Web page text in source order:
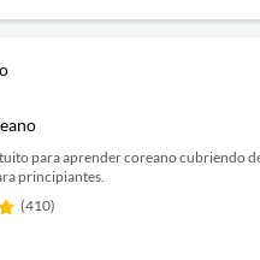
para aprender coreano cubriendo
principiantes.
(410)